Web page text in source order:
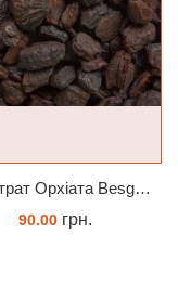
Субстрат Орхіата Besgrow Orchiata фракція 18-25мм
90.00грн.